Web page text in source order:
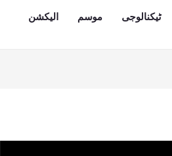
ٹیکنالوجی موسم
الیکشن